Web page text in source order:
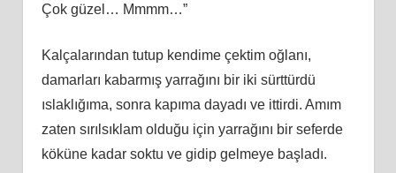
Çok güzel… Mmmm…”
Kalçalarından tutup kendime çektim oğlanı,
damarları kabarmış yarrağını bir iki sürttürdü
ıslaklığıma, sonra kapıma dayadı ve ittirdi. Amım
zaten sırılsıklam olduğu için yarrağını bir seferde
köküne kadar soktu ve gidip gelmeye başladı.